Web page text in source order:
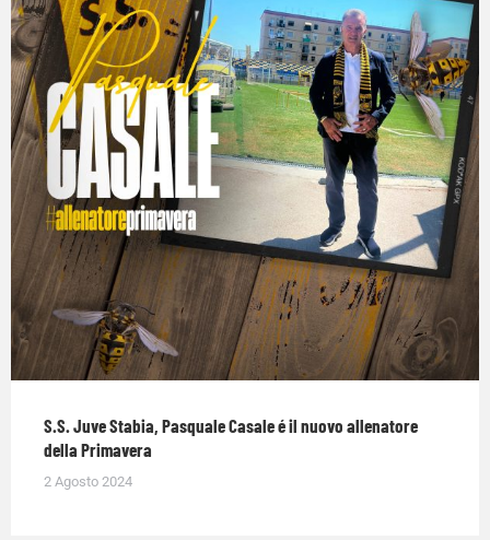
S.S. Juve Stabia, Pasquale Casale é il nuovo allenatore
della Primavera
2 Agosto 2024